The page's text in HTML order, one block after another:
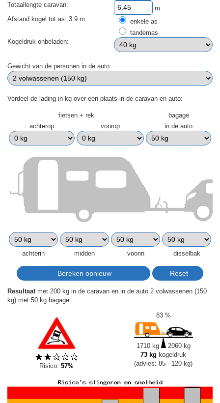
Totaallengte caravan:
m
Afstand kogel tot as: 3.9 m
enkele as
tandemas
Kogeldruk onbeladen:
Gewicht van de personen in de auto:
Verdeel de lading in kg over een plaats in de caravan en auto:
fietsen + rek
bagage
achterop
voorop in de auto
achterin midden voorin disselbak
Resultaat met 200 kg in de caravan en in de auto 2 volwassenen (150
kg) met 50 kg bagage:
Risico:57%
83 %
1710 kg
2060 kg
73 kg kogeldruk
(advies: 85 - 120 kg)